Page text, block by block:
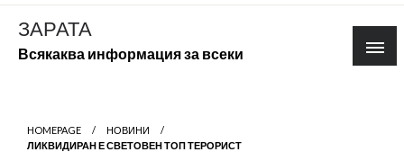
Skip
content
ЗАРАТА
Всякаква информация за всеки
HOMEPAGE
НОВИНИ
ЛИКВИДИРАН Е СВЕТОВЕН ТОП ТЕРОРИСТ